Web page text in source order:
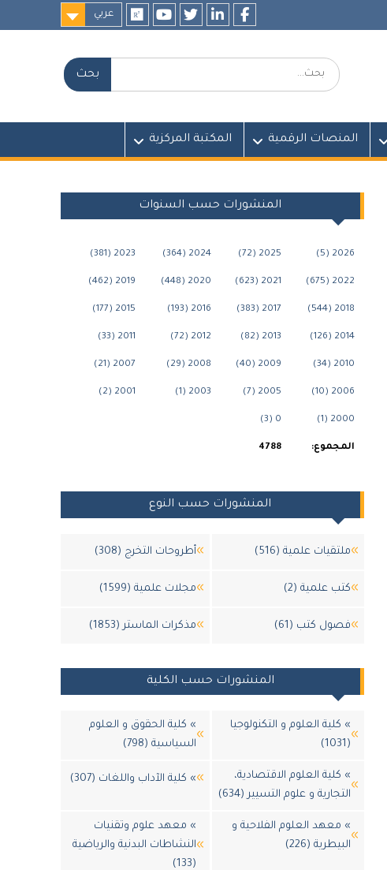
عربي
بحث:
المنصات الرقمية المكتبة المركزية
المنشورات حسب السنوات
2026 (5)
2025 (72)
2024 (364)
2023 (381)
2022 (675)
2021 (623)
2020 (448)
2019 (462)
2018 (544)
2017 (383)
2016 (193)
2015 (177)
2014 (126)
2013 (82)
2012 (72)
2011 (33)
2010 (34)
2009 (40)
2008 (29)
2007 (21)
2006 (10)
2005 (7)
2003 (1)
2001 (2)
2000 (1)
0 (3)
المجموع: 4788
المنشورات حسب النوع
ملتقيات علمية (516) أطروحات التخرج (308)
كتب علمية (2) مجلات علمية (1599)
فصول كتب (61) مذكرات الماستر (1853)
المنشورات حسب الكلية
» كلية العلوم و التكنولوجيا
(1031)
» كلية الحقوق و العلوم
السياسية (798)
» كلية العلوم الاقتصادية،
التجارية و علوم التسيير (634)
» كلية الآداب واللغات (307)
» معهد العلوم الفلاحية و
البيطرية (226)
» معهد علوم وتقنيات
النشاطات البدنية والرياضية
(133)